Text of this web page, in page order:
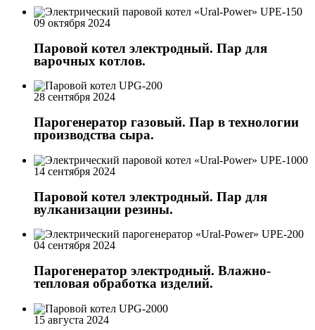
09 октября 2024
Паровой котел электродный. Пар для
варочных котлов.
28 сентября 2024
Парогенератор газовый. Пар в технологии
производства сыра.
14 сентября 2024
Паровой котел электродный. Пар для
вулканизации резины.
04 сентября 2024
Парогенератор электродный. Влажно-
тепловая обработка изделий.
15 августа 2024